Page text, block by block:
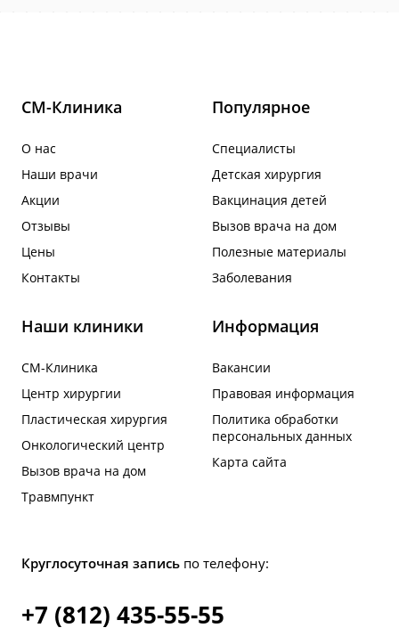
СМ-Клиника
О нас
Наши врачи
Акции
Отзывы
Цены
Контакты
Популярное
Специалисты
Детская хирургия
Вакцинация детей
Вызов врача на дом
Полезные материалы
Заболевания
Наши клиники
СМ-Клиника
Центр хирургии
Пластическая хирургия
Онкологический центр
Вызов врача на дом
Травмпункт
Информация
Вакансии
Правовая информация
Политика обработки
персональных данных
Карта сайта
Круглосуточная запись по телефону:
+7 (812) 435-55-55